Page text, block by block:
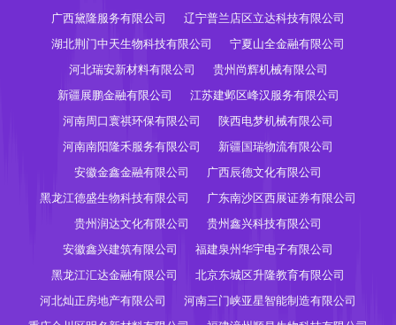
广西黛隆服务有限公司
辽宁普兰店区立达科技有限公司
湖北荆门中天生物科技有限公司
宁夏山全金融有限公司
河北瑞安新材料有限公司
贵州尚辉机械有限公司
新疆展鹏金融有限公司
江苏建邺区峰汉服务有限公司
河南周口寰祺环保有限公司
陕西电梦机械有限公司
河南南阳隆禾服务有限公司
新疆国瑞物流有限公司
安徽金鑫金融有限公司
广西辰德文化有限公司
黑龙江德盛生物科技有限公司
广东南沙区西展证券有限公司
贵州润达文化有限公司
贵州鑫兴科技有限公司
安徽鑫兴建筑有限公司
福建泉州华宇电子有限公司
黑龙江汇达金融有限公司
北京东城区升隆教育有限公司
河北灿正房地产有限公司
河南三门峡亚星智能制造有限公司